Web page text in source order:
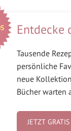
Entdecke
Tausende
persönliche
neue
Bücher warten
JETZT